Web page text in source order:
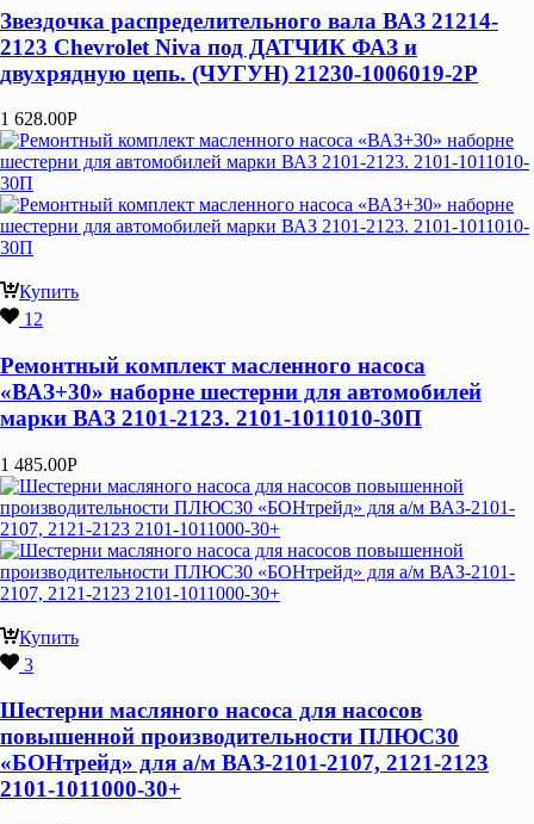
Звездочка распределительного вала ВАЗ 21214-
2123 Chevrolet Niva под ДАТЧИК ФАЗ и
двухрядную цепь. (ЧУГУН) 21230-1006019-2Р
1 628.00Р
Купить
12
Ремонтный комплект масленного насоса
«ВАЗ+30» наборне шестерни для автомобилей
марки ВАЗ 2101-2123. 2101-1011010-30П
1 485.00Р
Купить
3
Шестерни масляного насоса для насосов
повышенной производительности ПЛЮС30
«БОНтрейд» для а/м ВАЗ-2101-2107, 2121-2123
2101-1011000-30+